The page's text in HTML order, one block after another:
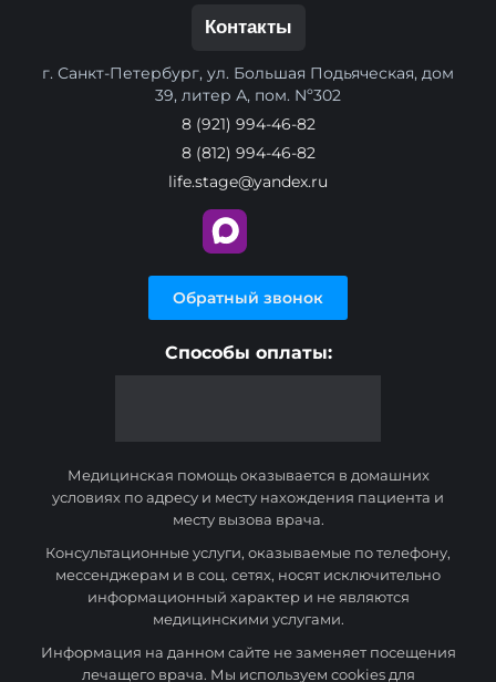
Контакты
г. Санкт-Петербург, ул. Большая Подьяческая, дом
39, литер А, пом. Nº302
8 (921) 994-46-82
8 (812) 994-46-82
life.stage@yandex.ru
Обратный звонок
Способы оплаты:
Медицинская помощь оказывается в домашних
условиях по адресу и месту нахождения пациента и
месту вызова врача.
Консультационные услуги, оказываемые по телефону,
мессенджерам и в соц. сетях, носят исключительно
информационный характер и не являются
медицинскими услугами.
Информация на данном сайте не заменяет посещения
лечащего врача. Мы используем cookies для